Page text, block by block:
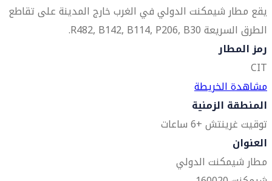
يقع مطار شيمكنت الدولي في الغرب خارج المدينة على تقاطع
الطرق السريعة R482, B142, B114, P206, B30.
رمز المطار
CIT
مشاهدة الخريطة
المنطقة الزمنية
توقيت غرينتش +6 ساعات
العنوان
مطار شيمكنت الدولي